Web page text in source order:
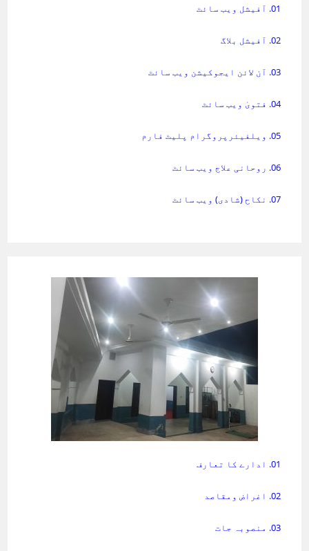
01. آفیشل ویب سائٹ
02. آفیشل بلاگ
03. آن لائن ایجوکیشن ویب سائٹ
04. فتویٰ ویب سائٹ
05. ویلفیئرپروگرام پلیٹ فارم
06. روحانی علاج ویب سائٹ
07. نکاح (شادی) ویب سائٹ
01. ادارے کا تعارف
02. اغراض ومقاصد
03. منصوبہ جات